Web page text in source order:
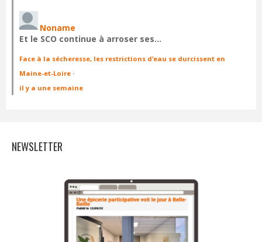
Noname
Et le SCO continue à arroser ses…
Face à la sécheresse, les restrictions d’eau se durcissent en
Maine-et-Loire ·
il y a une semaine
NEWSLETTER